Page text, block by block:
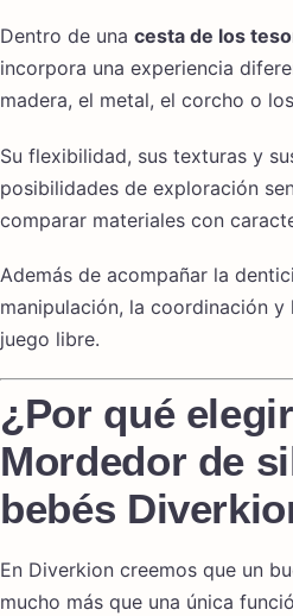
Dentro de una cesta de los
incorpora una experiencia
madera, el metal, el corcho o
Su flexibilidad, sus texturas y
posibilidades de exploración
comparar materiales con
Además de acompañar la
manipulación, la coordinación
juego libre.
¿Por qué
Mordedor de
bebés
En Diverkion creemos que un
mucho más que una única